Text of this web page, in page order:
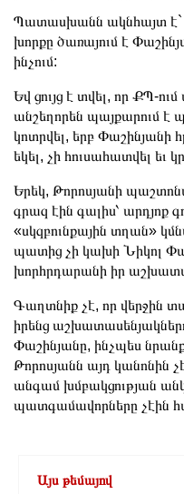
Պատասխանն ակնհայտ է`
խորքը ծառայում է
ինչում:
Եվ ցույց է տվել, որ ՔՊ-
անշեղորեն պայքարում է
կոտրվել, երբ Փաշինյանի
եկել, չի հուսահատվել եւ
Երեկ, Թորոսյանի
գրազ էին գալիս՝ արդյոք
«սկզբունքային տղան»
պատից չի կախի Նիկոլ
խորհրդարանի իր
Գաղտնիք չէ, որ վերջին
իրենց
Փաշինյանը, ինչպես նրանք
Թորոսյանն այդ կանոնին
անգամ խմբակցության
պատգամավորները չէին
Այս թեմայով